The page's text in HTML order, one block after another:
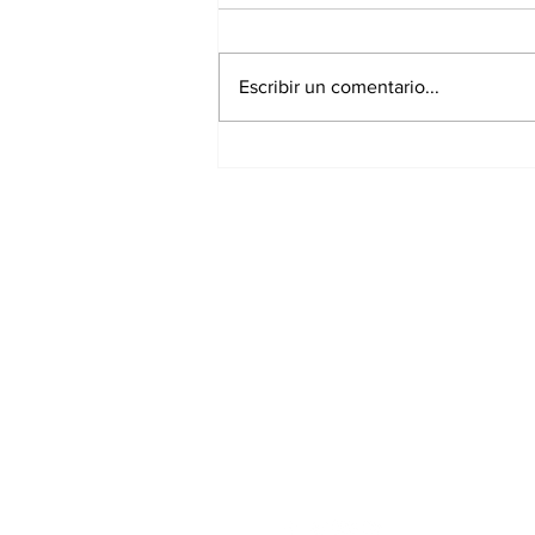
Escribir un comentario...